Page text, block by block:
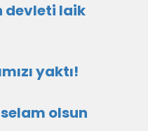
devleti laik
yaktı!
olsun